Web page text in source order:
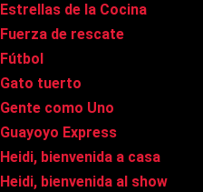
Estrellas de la Cocina
Fuerza de rescate
Fútbol
Gato tuerto
Gente como Uno
Guayoyo Express
Heidi, bienvenida a casa
Heidi, bienvenida al show